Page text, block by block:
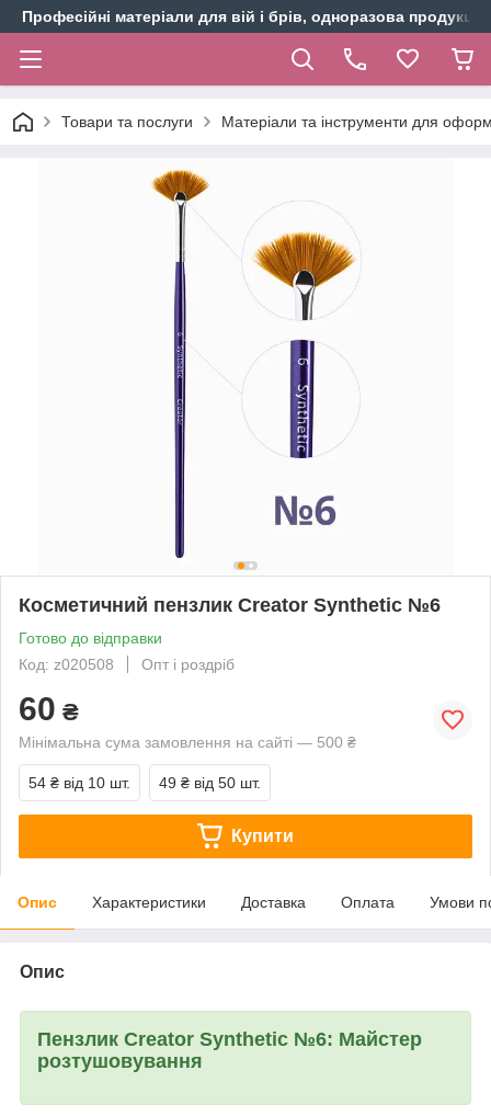
Професійні матеріали для вій і брів, одноразова продукція
Товари та послуги Матеріали та інструменти для
Косметичний пензлик Creator Synthetic №6
Готово до відправки
Код: z020508
Опт і роздріб
60 ₴
Мінімальна сума замовлення на сайті — 500 ₴
54 ₴ від 10 шт. 49 ₴ від 50 шт.
Купити
Опис Характеристики Доставка Оплата Умови
Опис
Пензлик Creator Synthetic №6: Майстер
розтушовування